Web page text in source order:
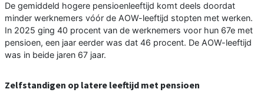
De gemiddeld hogere pensioenleeftijd komt deels doordat
minder werknemers vóór de AOW-leeftijd stopten met werken.
In 2025 ging 40 procent van de werknemers voor hun 67e met
pensioen, een jaar eerder was dat 46 procent. De AOW-leeftijd
was in beide jaren 67 jaar.
Zelfstandigen op latere leeftijd met pensioen